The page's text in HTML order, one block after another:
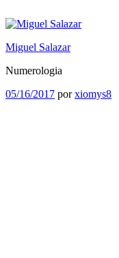
al
Miguel Salazar
Numerologia
Publicado
05/16/2017 porxiomys8